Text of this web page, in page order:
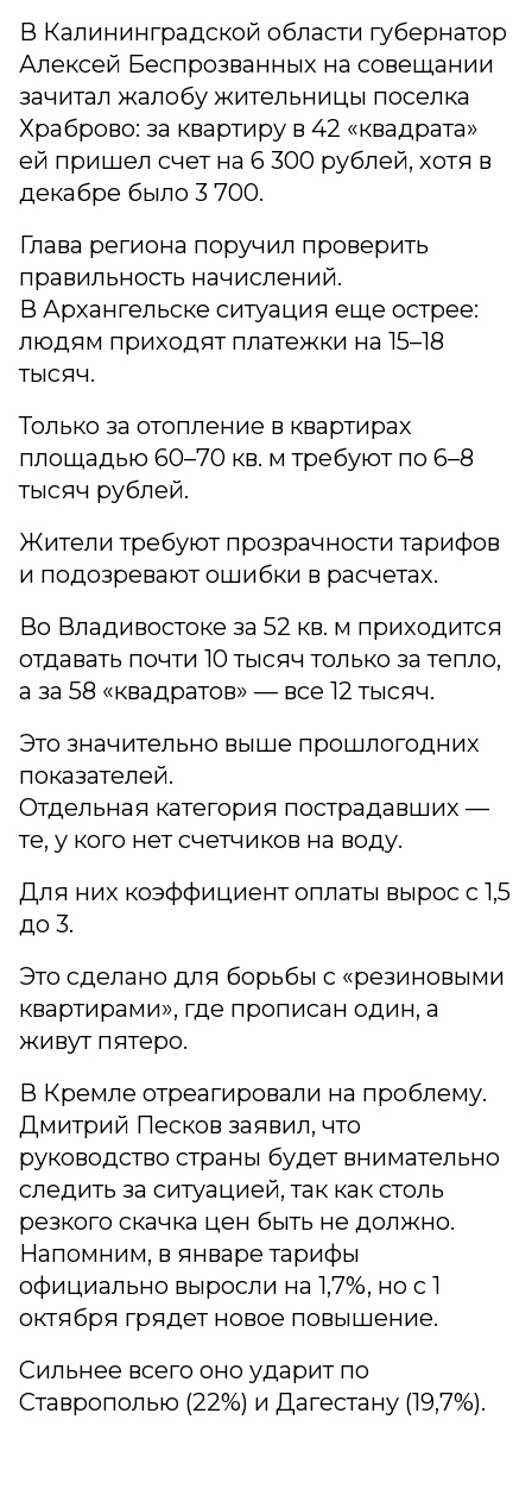
В Калининградской области губернатор
Алексей Беспрозванных на совещании
зачитал жалобу жительницы поселка
Храброво: за квартиру в 42 «квадрата»
ей пришел счет на 6 300 рублей, хотя в
декабре было 3 700.
Глава региона поручил проверить
правильность начислений.
В Архангельске ситуация еще острее:
людям приходят платежки на 15–18
тысяч.
Только за отопление в квартирах
площадью 60–70 кв. м требуют по 6–8
тысяч рублей.
Жители требуют прозрачности тарифов
и подозревают ошибки в расчетах.
Во Владивостоке за 52 кв. м приходится
отдавать почти 10 тысяч только за тепло,
а за 58 «квадратов» — все 12 тысяч.
Это значительно выше прошлогодних
показателей.
Отдельная категория пострадавших —
те, у кого нет счетчиков на воду.
Для них коэффициент оплаты вырос с 1,5
до 3.
Это сделано для борьбы с «резиновыми
квартирами», где прописан один, а
живут пятеро.
В Кремле отреагировали на проблему.
Дмитрий Песков заявил, что
руководство страны будет внимательно
следить за ситуацией, так как столь
резкого скачка цен быть не должно.
Напомним, в январе тарифы
официально выросли на 1,7%, но с 1
октября грядет новое повышение.
Сильнее всего оно ударит по
Ставрополью (22%) и Дагестану (19,7%).